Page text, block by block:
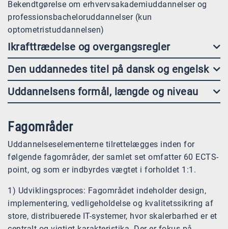
Bekendtgørelse om erhvervsakademiuddannelser og
professionsbacheloruddannelser (kun
optometristuddannelsen)
Ikrafttrædelse og overgangsregler
Den uddannedes titel på dansk og engelsk
Uddannelsens formål, længde og niveau
Fagområder
Uddannelseselementerne tilrettelægges inden for
følgende fagområder, der samlet set omfatter 60 ECTS-
point, og som er indbyrdes vægtet i forholdet 1:1.
1) Udviklingsproces: Fagområdet indeholder design,
implementering, vedligeholdelse og kvalitetssikring af
store, distribuerede IT-systemer, hvor skalerbarhed er et